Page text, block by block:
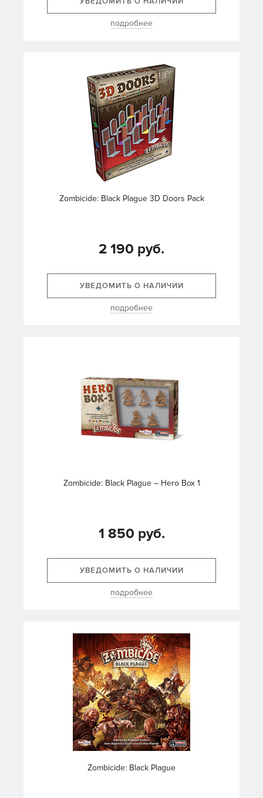
подробнее
Zombicide: Black Plague 3D Doors Pack
2 190 руб.
УВЕДОМИТЬ О НАЛИЧИИ
подробнее
Zombicide: Black Plague – Hero Box 1
1 850 руб.
УВЕДОМИТЬ О НАЛИЧИИ
подробнее
Zombicide: Black Plague